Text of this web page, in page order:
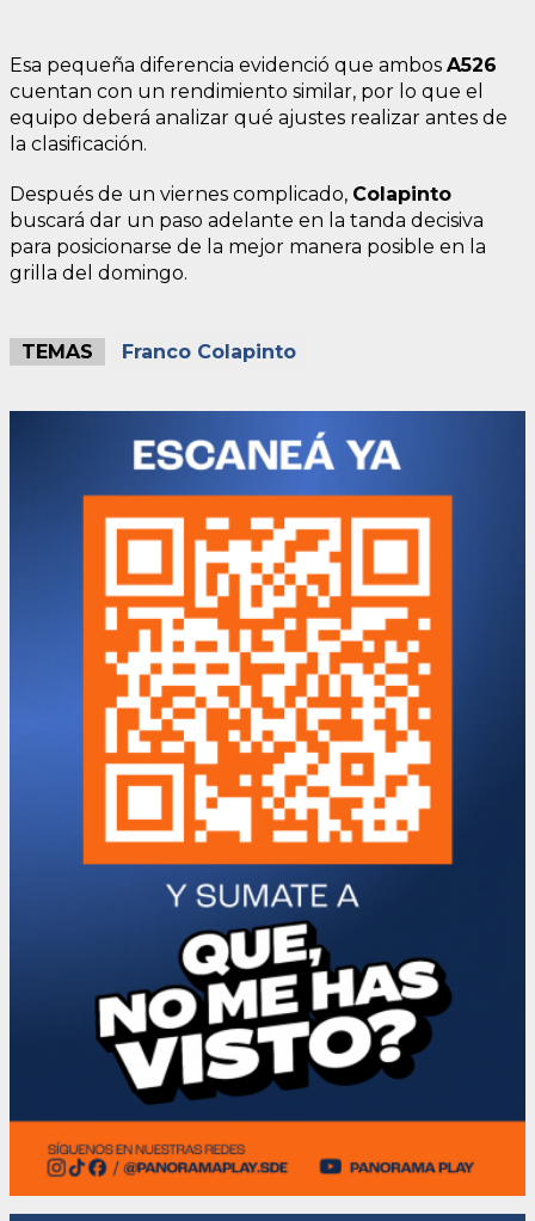
Esa pequeña diferencia evidenció que ambos A526
cuentan con un rendimiento similar, por lo que el
equipo deberá analizar qué ajustes realizar antes de
la clasificación.
Después de un viernes complicado, Colapinto
buscará dar un paso adelante en la tanda decisiva
para posicionarse de la mejor manera posible en la
grilla del domingo.
TEMAS Franco Colapinto